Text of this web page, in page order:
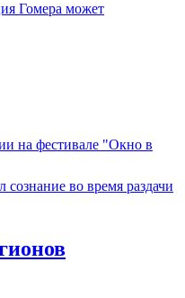
Гомера может
на фестивале "Окно в
во время раздачи